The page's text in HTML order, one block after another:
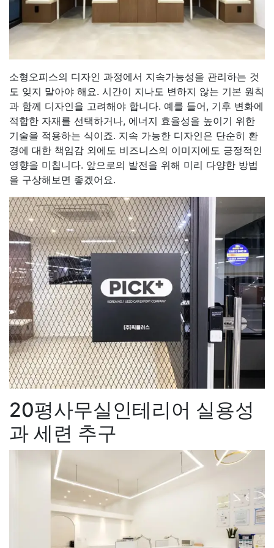
소형오피스의 디자인 과정에서 지속가능성을 관리하는 것
도 잊지 말아야 해요. 시간이 지나도 변하지 않는 기본 원칙
과 함께 디자인을 고려해야 합니다. 예를 들어, 기후 변화에
적합한 자재를 선택하거나, 에너지 효율성을 높이기 위한
기술을 적용하는 식이죠. 지속 가능한 디자인은 단순히 환
경에 대한 책임감 외에도 비즈니스의 이미지에도 긍정적인
영향을 미칩니다. 앞으로의 발전을 위해 미리 다양한 방법
을 구상해보면 좋겠어요.
20평사무실인테리어 실용성
과 세련 추구